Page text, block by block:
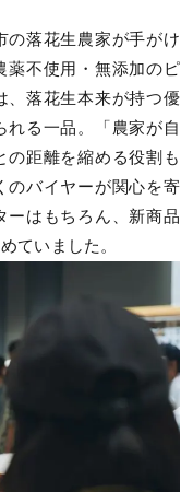
の落花生農家が手がけ
薬不使用・無添加のピ
、落花生本来が持つ優
れる一品。「農家が自
の距離を縮める役割も
のバイヤーが関心を寄
ーはもちろん、新商品
ていました。